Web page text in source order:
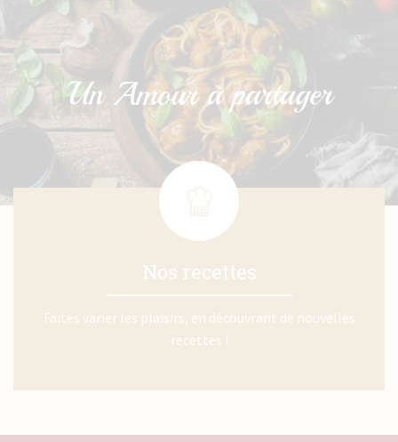
Nos recettes
Faites varier les plaisirs, en découvrant de nouvelles
recettes !